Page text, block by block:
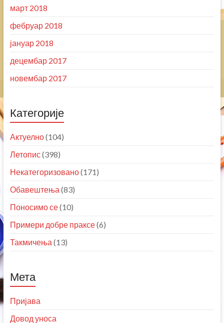
март 2018
фебруар 2018
јануар 2018
децембар 2017
новембар 2017
Категорије
Актуелно(104)
Летопис(398)
Некатегоризовано(171)
Обавештења (83)
Поносимо се(10)
Примери добре праксе(6)
Такмичења (13)
Мета
Пријава
Довод уноса